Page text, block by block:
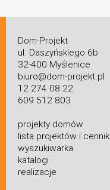
Dom-Projekt
ul. Daszyńskiego 6b
32-400 Myślenice
biuro@dom-projekt.pl
12 274 08 22
609 512 803
projekty domów
lista projektów i cennik
wyszukiwarka
katalogi
realizacje